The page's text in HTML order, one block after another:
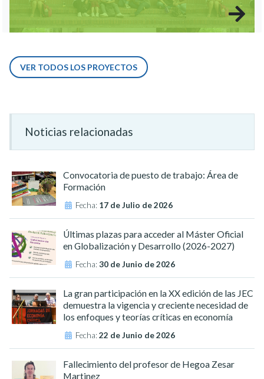
VER TODOS LOS PROYECTOS
Noticias relacionadas
Convocatoria de puesto de trabajo: Área de
Formación
Fecha: 17 de Julio de 2026
Últimas plazas para acceder al Máster Oficial
en Globalización y Desarrollo (2026-2027)
Fecha:30 de Junio de 2026
La gran participación en la XX edición de las JEC
demuestra la vigencia y creciente necesidad de
los enfoques y teorías críticas en economía
Fecha:22 de Junio de 2026
Fallecimiento del profesor de Hegoa Zesar
Martinez